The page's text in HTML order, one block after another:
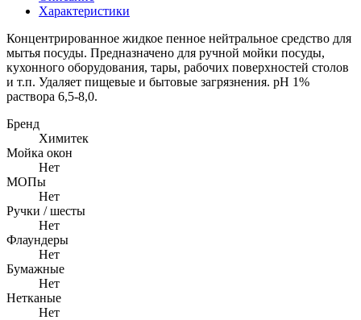
Характеристики
Концентрированное жидкое пенное нейтральное средство для
мытья посуды. Предназначено для ручной мойки посуды,
кухонного оборудования, тары, рабочих поверхностей столов
и т.п. Удаляет пищевые и бытовые загрязнения. pH 1%
раствора 6,5-8,0.
Бренд
Химитек
Мойка окон
Нет
МОПы
Нет
Ручки / шесты
Нет
Флаундеры
Нет
Бумажные
Нет
Нетканые
Нет